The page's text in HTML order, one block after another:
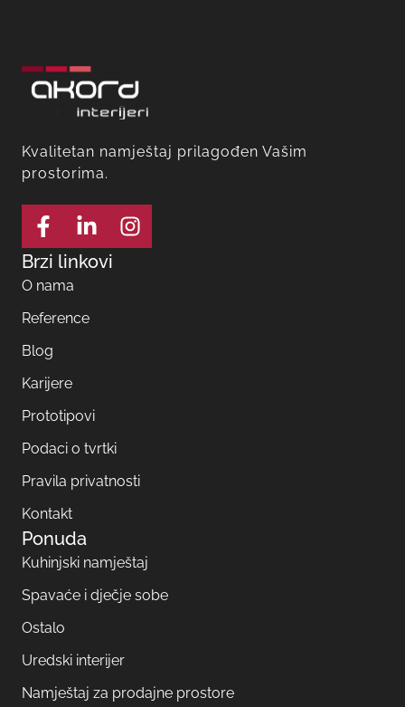
Kvalitetan namještaj prilagođen Vašim
prostorima.
Brzi linkovi
O nama
Reference
Blog
Karijere
Prototipovi
Podaci o tvrtki
Pravila privatnosti
Kontakt
Ponuda
Kuhinjski namještaj
Spavaće i dječje sobe
Ostalo
Uredski interijer
Namještaj za prodajne prostore